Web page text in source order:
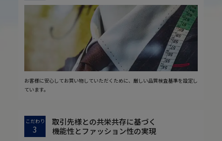
お客様に安心してお買い物していただくために、厳しい品質検査基準を設定し
ています。
こだわり
3
取引先様との共栄共存に基づく
機能性とファッション性の実現